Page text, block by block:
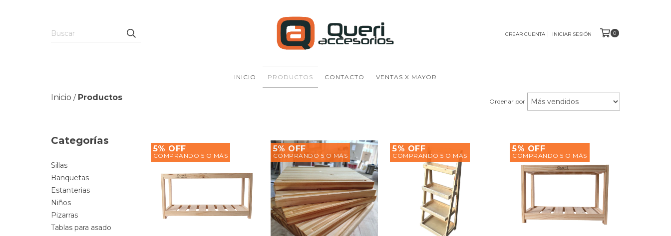
CREAR CUENTA INICIAR SESIÓN 0
INICIO PRODUCTOS CONTACTO VENTAS X MAYOR
Inicio / Productos Ordenar por
Categorías
Sillas
Banquetas
Estanterias
Niños
Pizarras
Tablas para asado
5% OFF
COMPRANDO 5 O MÁS
5% OFF
COMPRANDO 5 O MÁS
5% OFF
COMPRANDO 5 O MÁS
5% OFF
COMPRANDO 5 O MÁS